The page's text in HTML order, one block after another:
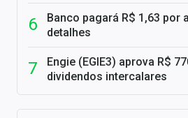
Banco pagará R$ 1,63 por
detalhes
Engie (EGIE3) aprova R$
dividendos intercalares